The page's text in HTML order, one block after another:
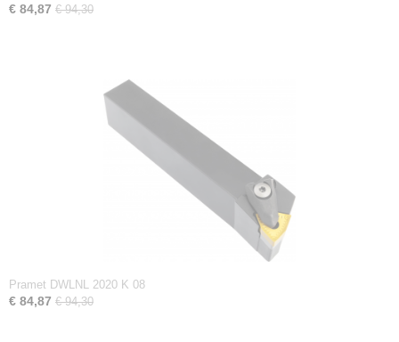
€ 84,87 € 94,30
Pramet DWLNL 2020 K 08
€ 84,87 € 94,30